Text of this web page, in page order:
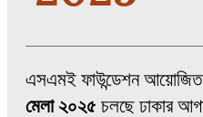
এসএমই ফাউন্ডেশন আয়োজিত
মেলা ২০২৫চলছে ঢাকার